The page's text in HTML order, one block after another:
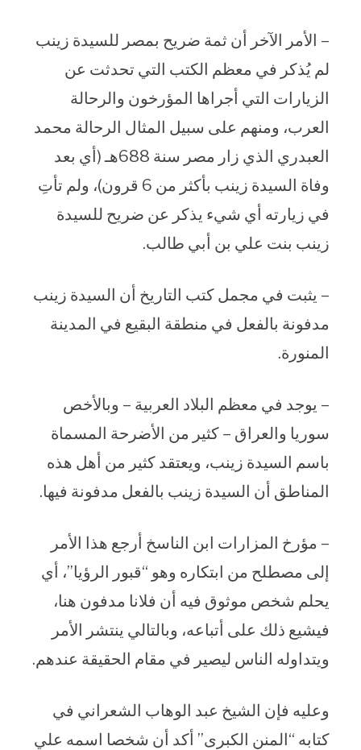
– الأمر الآخر أن ثمة ضريح بمصر للسيدة زينب
لم يُذكر في معظم الكتب التي تحدثت عن
الزيارات التي أجراها المؤرخون والرحالة
العرب، ومنهم على سبيل المثال الرحالة محمد
العبدري الذي زار مصر سنة 688هـ (أي بعد
وفاة السيدة زينب بأكثر من 6 قرون)، ولم تأتِ
في زيارته أي شيء يذكر عن ضريح للسيدة
زينب بنت علي بن أبي طالب.
– يثبت في مجمل كتب التاريخ أن السيدة زينب
مدفونة بالفعل في منطقة البقيع في المدينة
المنورة.
– يوجد في معظم البلاد العربية – وبالأخص
سوريا والعراق – كثير من الأضرحة المسماة
باسم السيدة زينب، ويعتقد كثير من أهل هذه
المناطق أن السيدة زينب بالفعل مدفونة فيها.
– مؤرخ المزارات ابن الناسخ أرجع هذا الأمر
إلى مصطلح من ابتكاره وهو “قبور الرؤيا”، أي
يحلم شخص موثوق فيه أن فلانا مدفون هنا،
فيشيع ذلك على أتباعه، وبالتالي ينتشر الأمر
ويتداوله الناس ليصير في مقام الحقيقة عندهم.
وعليه فإن الشيخ عبد الوهاب الشعراني في
كتابه “المنن الكبرى” أكد أن شخصا اسمه علي